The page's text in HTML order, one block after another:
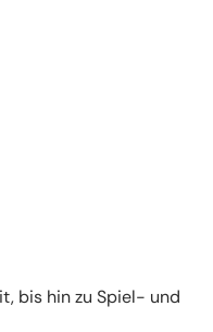
bis hin zu Spiel- und